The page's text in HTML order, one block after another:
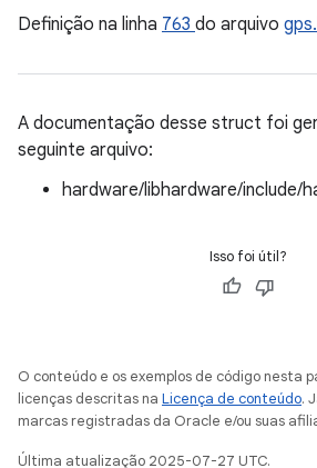
Definição na linha 763 do arquivo
A documentação desse struct foi
seguinte arquivo:
hardware/libhardware/include/
Isso foi útil?
O conteúdo e os exemplos de código nesta
licenças descritas na Licença de conteúdo.
marcas registradas da Oracle e/ou suas
Última atualização 2025-07-27 UTC.